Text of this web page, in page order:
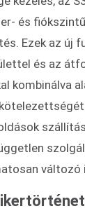
és fiókszintű
Ezek az új
és az
kombinálva
változó